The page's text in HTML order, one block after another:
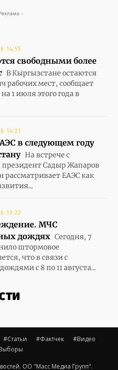
-
14:55
свободными более
В Кыргызстане остаются
рабочих мест, сообщает
1 июля этого года в
14:21
в следующем году
На встрече с
Садыр Жапаров
рассматривает ЕАЭС как
13:22
МЧС
дождях Сегодня, 7
штормовое
что в связи с
с 8 по 11 августа...
#Статьи #Фактчек
#Видео
ОО "Масс Медиа Групп".